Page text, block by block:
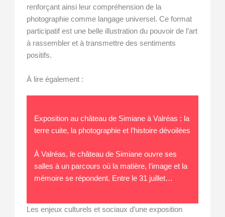
renforçant ainsi leur compréhension de la
photographie comme langage universel. Ce format
participatif est une belle illustration du pouvoir de l’art
à rassembler et à transmettre des sentiments
positifs.
À lire également :
Exposition au château de Simiane à Valréas : la
terre cuite, la photographie et l’histoire dévoilées
À Valréas, le château de Simiane ouvre ses
salles à un parcours où la matière, l’image et la
mémoire se répondent. Entre le 31 juillet…
Les enjeux culturels et sociaux d’une exposition